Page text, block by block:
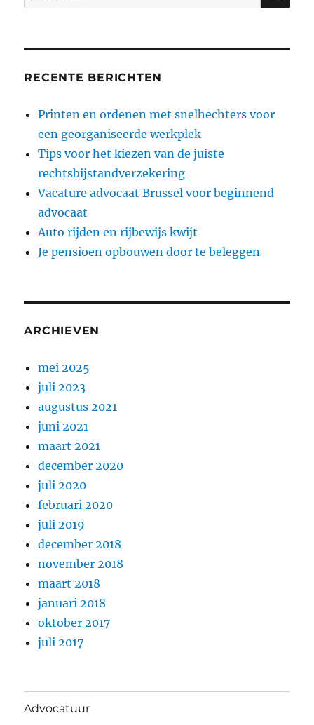
naar:
RECENTE BERICHTEN
Printen en ordenen met snelhechters voor
een georganiseerde werkplek
Tips voor het kiezen van de juiste
rechtsbijstandverzekering
Vacature advocaat Brussel voor beginnend
advocaat
Auto rijden en rijbewijs kwijt
Je pensioen opbouwen door te beleggen
ARCHIEVEN
mei 2025
juli 2023
augustus 2021
juni 2021
maart 2021
december 2020
juli 2020
februari 2020
juli 2019
december 2018
november 2018
maart 2018
januari 2018
oktober 2017
juli 2017
Advocatuur